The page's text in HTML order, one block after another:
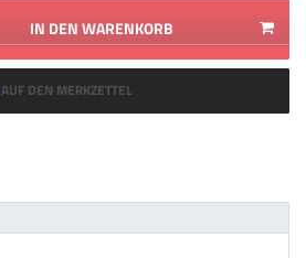
IN DEN WARENKORB
AUF DEN MERKZETTEL